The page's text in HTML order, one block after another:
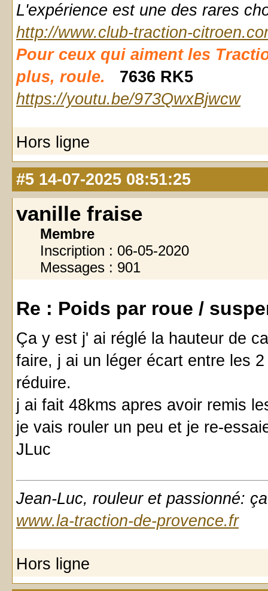
L'expérience est une des rares
http://www.club-traction-
Pour ceux qui aiment les
plus, roule.
7636 RK5
https://youtu.be/973QwxBjwcw
Hors ligne
#5 14-07-2025 08:51:25
vanille fraise
Membre
Inscription : 06-05-2020
Messages : 901
Re : Poids par roue /
Ça y est j' ai réglé la hauteur de
faire, j ai un léger écart entre les
réduire.
j ai fait 48kms apres avoir remis
je vais rouler un peu et je re-
JLuc
Jean-Luc, rouleur et passionné:
www.la-traction-de-provence.fr
Hors ligne